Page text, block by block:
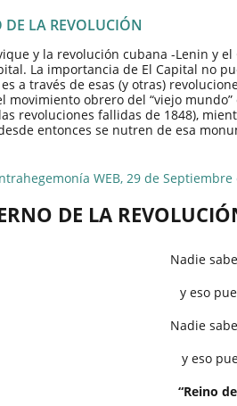
DE LA REVOLUCIÓN
y la revolución cubana -Lenin y
La importancia de El Capital no
a través de esas (y otras)
movimiento obrero del “viejo
revoluciones fallidas de 1848),
entonces se nutren de esa
WEB, 29 de Septiembre
DE LA
Nadie
y eso
Nadie
y eso
“Reino